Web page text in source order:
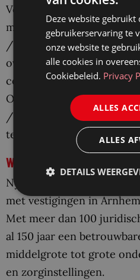
Voor inhoudelijke vragen
met Marco Balhuizen (06
/
over de
contact op met onze
Overmeer (06 83 49 68 58
/
te woord!
Werken bij Nysingh
Nysingh is een
met vestigingen in
Met meer dan 100
al 150 jaar een
middelgrote tot grote
en zorginstellingen.
Deze website gebruikt
gebruikerservaring te
onze website te
alle cookies in
Cookiebeleid. Privacy
ALLES
ALLES
DETAILS